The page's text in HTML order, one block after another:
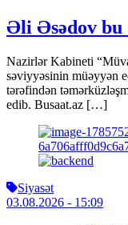
Əli Əsədov bu
Nazirlər Kabineti
səviyyəsinin müəyyən
tərəfindən
edib. Busaat.az […]
Siyasət
03.08.2026 - 15:09